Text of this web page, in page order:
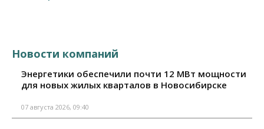
Новости компаний
Энергетики обеспечили почти 12 МВт мощности
для новых жилых кварталов в Новосибирске
07 августа 2026, 09:40